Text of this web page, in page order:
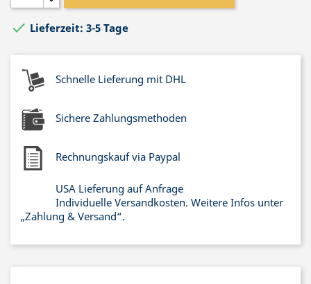
 Lieferzeit: 3-5 Tage
Schnelle Lieferung mit DHL
Sichere Zahlungsmethoden
Rechnungskauf via Paypal
USA Lieferung auf Anfrage
Individuelle Versandkosten. Weitere Infos unter
„Zahlung & Versand“.